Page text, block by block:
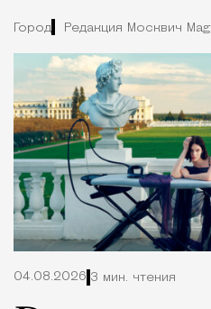
Город Редакция Москвич Mag
04.08.2026 3 мин. чтения